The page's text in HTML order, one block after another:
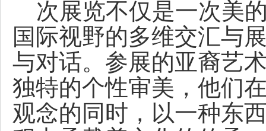
次展览不仅是一次美
国际视野的多维交汇与
与对话。参展的亚裔艺
独特的个性审美，他们
观念的同时，以一种东